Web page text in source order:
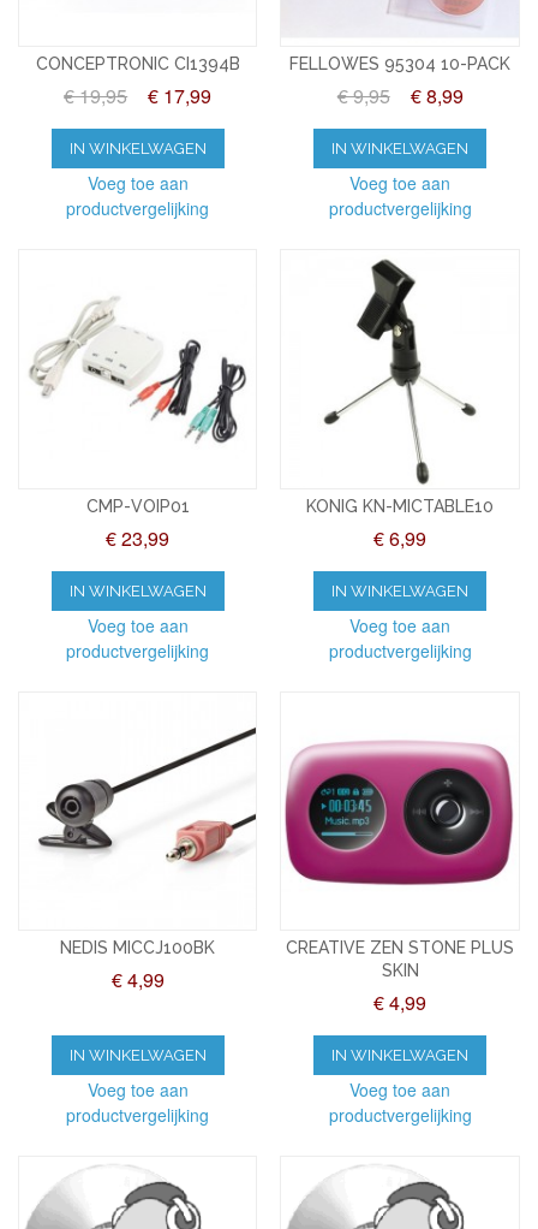
CONCEPTRONIC CI1394B
€ 19,95 € 17,99
IN WINKELWAGEN
Voeg toe aan
productvergelijking
FELLOWES 95304 10-PACK
€ 9,95 € 8,99
IN WINKELWAGEN
Voeg toe aan
productvergelijking
CMP-VOIP01
€ 23,99
IN WINKELWAGEN
Voeg toe aan
productvergelijking
KONIG KN-MICTABLE10
€ 6,99
IN WINKELWAGEN
Voeg toe aan
productvergelijking
NEDIS MICCJ100BK
€ 4,99
IN WINKELWAGEN
Voeg toe aan
productvergelijking
CREATIVE ZEN STONE PLUS
SKIN
€ 4,99
IN WINKELWAGEN
Voeg toe aan
productvergelijking